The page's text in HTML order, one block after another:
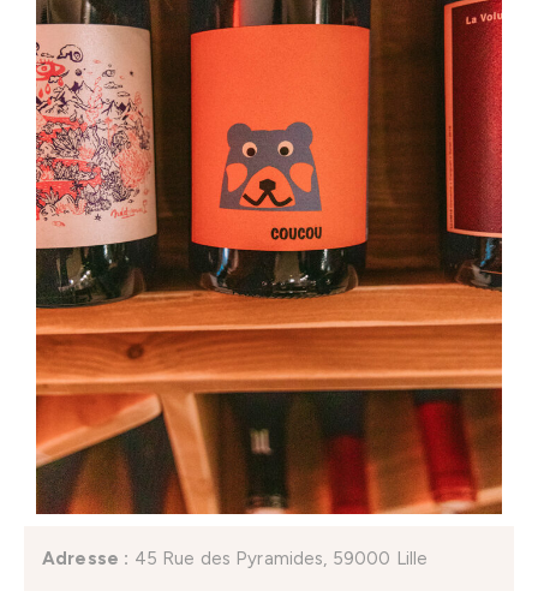
Adresse : 45 Rue des Pyramides, 59000 Lille